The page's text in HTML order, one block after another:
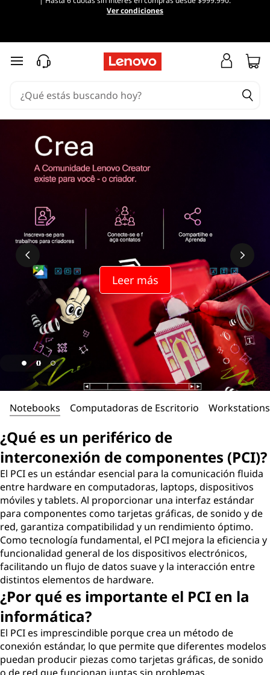
Ver condiciones
Ir al contenido principal
Leer más
Notebooks Computadoras de Escritorio Workstations
¿Qué es un periférico de
interconexión de componentes (PCI)?
El PCI es un estándar esencial para la comunicación fluida
entre hardware en computadoras, laptops, dispositivos
móviles y tablets. Al proporcionar una interfaz estándar
para componentes como tarjetas gráficas, de sonido y de
red, garantiza compatibilidad y un rendimiento óptimo.
Como tecnología fundamental, el PCI mejora la eficiencia y
funcionalidad general de los dispositivos electrónicos,
facilitando un flujo de datos suave y la interacción entre
distintos elementos de hardware.
¿Por qué es importante el PCI en la
informática?
El PCI es imprescindible porque crea un método de
conexión estándar, lo que permite que diferentes modelos
puedan producir piezas como tarjetas gráficas, de sonido